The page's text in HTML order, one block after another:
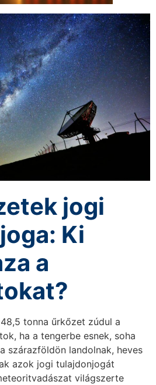
jogi
Ki
a
tonna űrkőzet zúdul a
ha a tengerbe esnek, soha
szárazföldön landolnak, heves
azok jogi tulajdonjogát
világszerte